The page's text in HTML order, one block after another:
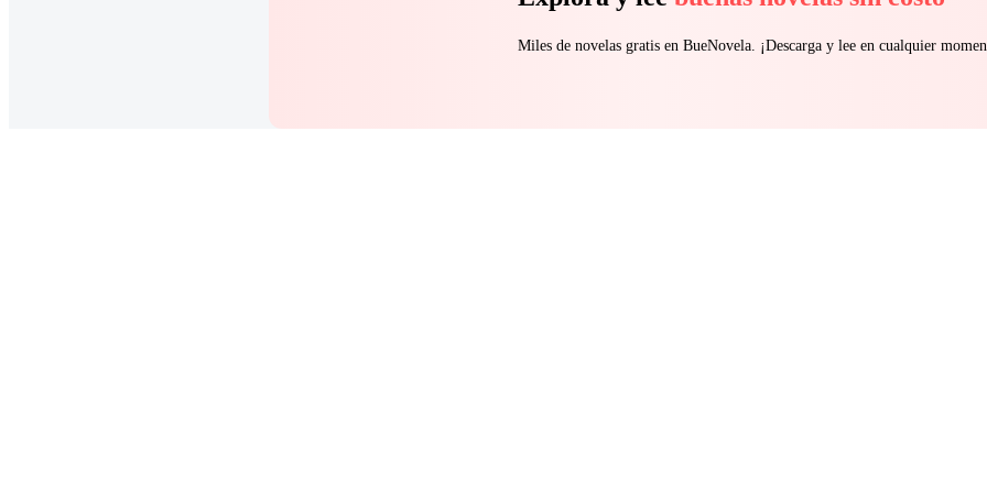
Miles de novelas gratis en BueNovela. ¡Descarga y lee en cualquier